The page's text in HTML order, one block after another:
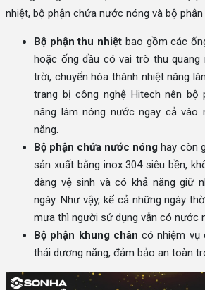
nhiệt, bộ phận chứa nước nóng và bộ phận
Bộ phận thu nhiệt bao gồm các
hoặc ống dầu có vai trò thu quang
trời, chuyển hóa thành nhiệt năng
trang bị công nghệ Hitech nên bộ
năng làm nóng nước ngay cả vào
năng.
Bộ phận chứa nước nóng hay còn
sản xuất bằng inox 304 siêu bền,
dàng vệ sinh và có khả năng giữ
ngày. Như vậy, kể cả những ngày
mưa thì người sử dụng vẫn có nước
Bộ phận khung chân có nhiệm vụ
thái dương năng, đảm bảo an toàn